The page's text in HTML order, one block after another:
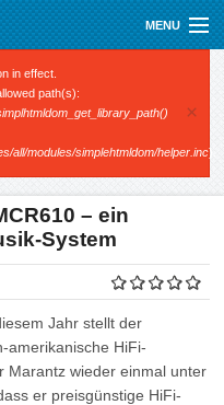
MENU
in effect.
path(s):
all/modules/simplehtmldom/helper.inc).
×
– ein
System
Jahr stellt der
amerikanische HiFi-
Marantz wieder einmal unter
er preisgünstige HiFi-